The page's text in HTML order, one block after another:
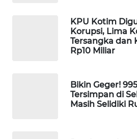
KPU Kotim
Korupsi, Lima
Tersangka dan
Rp10 Miliar
Bikin Geger!
Tersimpan di
Masih Selidiki